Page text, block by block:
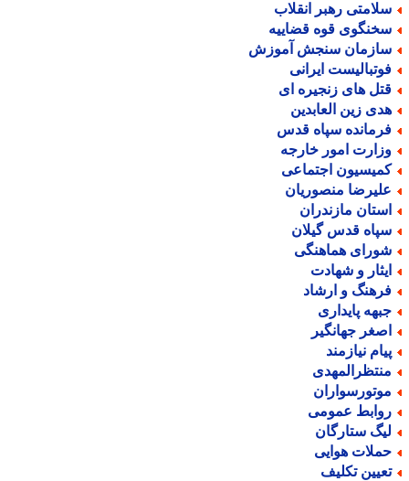
رهبر انقلاب
قوه قضاییه
سنجش آموزش
ایرانی
های زنجیره ای
زین العابدین
سپاه قدس
امور خارجه
اجتماعی
منصوریان
مازندران
قدس گیلان
هماهنگی
و شهادت
و ارشاد
پایداری
جهانگیر
نیازمند
عمومی
ستارگان
هوایی
تکلیف